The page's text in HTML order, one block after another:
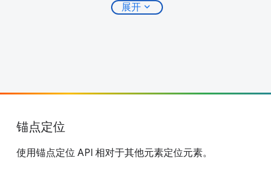
展开 expand_more
锚点定位
使用锚点定位 API 相对于其他元素定位元素。